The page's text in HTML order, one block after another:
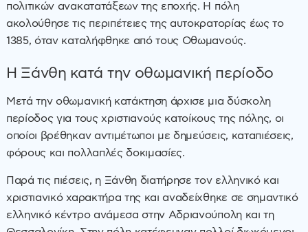
πολιτικών ανακατατάξεων της εποχής. Η πόλη
ακολούθησε τις περιπέτειες της αυτοκρατορίας έως το
1385, όταν καταλήφθηκε από τους Οθωμανούς.
Η Ξάνθη κατά την οθωμανική περίοδο
Μετά την οθωμανική κατάκτηση άρχισε μια δύσκολη
περίοδος για τους χριστιανούς κατοίκους της πόλης, οι
οποίοι βρέθηκαν αντιμέτωποι με δημεύσεις, καταπιέσεις,
φόρους και πολλαπλές δοκιμασίες.
Παρά τις πιέσεις, η Ξάνθη διατήρησε τον ελληνικό και
χριστιανικό χαρακτήρα της και αναδείχθηκε σε σημαντικό
ελληνικό κέντρο ανάμεσα στην Αδριανούπολη και τη